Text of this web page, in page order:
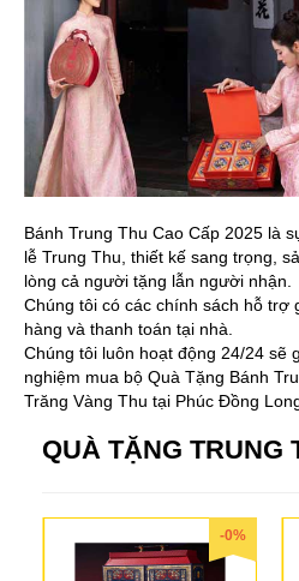
Bánh Trung Thu Cao Cấp 2025 là
lễ Trung Thu, thiết kế sang trọng,
lòng cả người tặng lẫn người nhận.
Chúng tôi có các chính sách hỗ trợ
hàng và thanh toán tại nhà.
Chúng tôi luôn hoạt động 24/24 sẽ
nghiệm mua bộ Quà Tặng Bánh
Trăng Vàng Thu tại Phúc Đồng
QUÀ TẶNG TRUNG
-0%